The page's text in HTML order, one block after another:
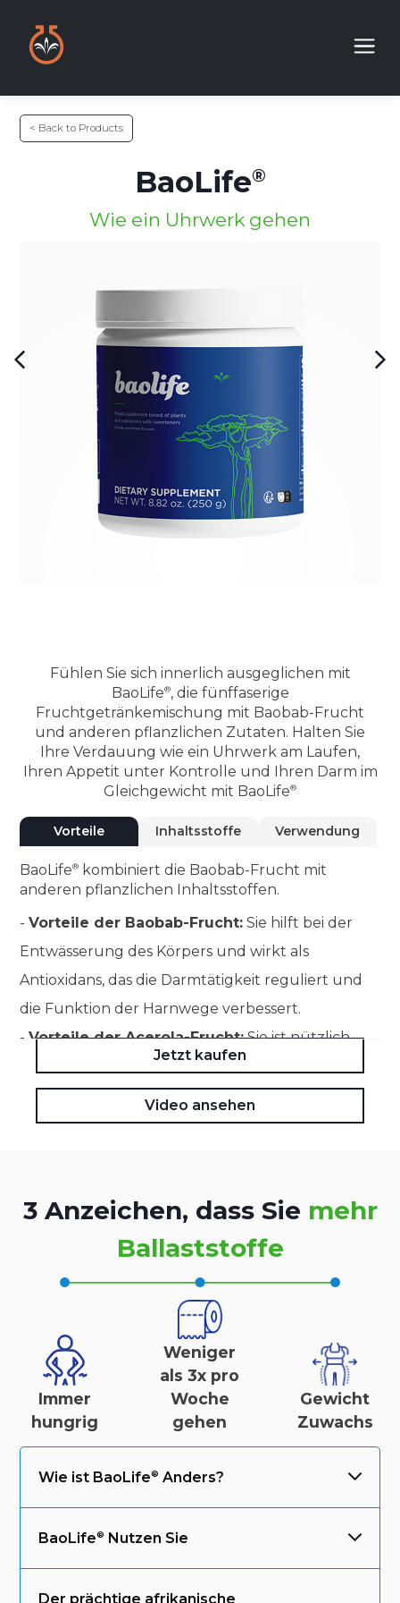
< Back to Products
BaoLife
Wie ein Uhrwerk gehen
Fühlen Sie sich innerlich ausgeglichen mit
BaoLife , die fünffaserige
Fruchtgetränkemischung mit Baobab-Frucht
und anderen pflanzlichen Zutaten. Halten Sie
Ihre Verdauung wie ein Uhrwerk am Laufen,
Ihren Appetit unter Kontrolle und Ihren Darm im
Gleichgewicht mit BaoLife
Vorteile Inhaltsstoffe Verwendung
BaoLife
kombiniert die Baobab-Frucht mit
anderen pflanzlichen Inhaltsstoffen.
-Vorteile der Baobab-Frucht: Sie hilft bei der
Entwässerung des Körpers und wirkt als
Antioxidans, das die Darmtätigkeit reguliert und
die Funktion der Harnwege verbessert.
-Vorteile der Acerola-Frucht:Sie ist nützlich,
stärken, die regenerierende Wirkung zu fördern
und antioxidative Eigenschaften zu besitzen.
Jetzt kaufen
Video ansehen
3 Anzeichen, dass Sie mehr
Ballaststoffe
Immer
hungrig
Weniger
als 3x pro
Woche
gehen
Gewicht
Zuwachs
Wie ist BaoLife Anders?
BaoLife Nutzen Sie
Der prächtige afrikanische